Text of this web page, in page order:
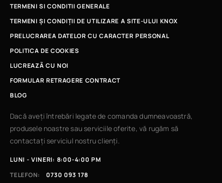
TERMENI SI CONDITII GENERALE
TERMENI ȘI CONDIȚII DE UTILIZARE A SITE-ULUI KNOX
PRELUCRAREA DATELOR CU CARACTER PERSONAL
POLITICA DE COOKIES
LUCREAZÃ CU NOI
FORMULAR RETRAGERE CONTRACT
BLOG
Dacă aveți întrebări legate de comanda dumneavoastră,
produsele noastre sau serviciile oferite, vă rugăm să
contactați serviciul nostru clienți.
LUNI - VINERI: 8:00-4:00 PM
TELEFON:
0730 093 178